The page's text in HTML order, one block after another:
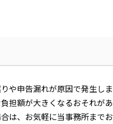
や申告漏れが原因で発生しま
担額が大きくなるおそれが
は、お気軽に当事務所まで